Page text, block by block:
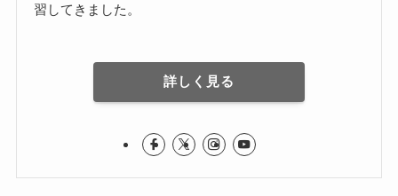
習してきました。
詳しく見る